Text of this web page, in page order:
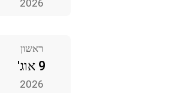
2026
ראשון
9 אוג'
2026